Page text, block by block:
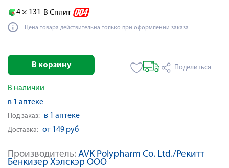
Производитель: AVK Polypharm Co. Ltd./Рекитт
Бенкизер Хэлскэр ООО
4 × 131 В Сплит
Цена товара действительна только при оформлении заказа
В корзину Поделиться
В наличии
в 1 аптеке
Под заказ: в 1 аптеке
Доставка: от 149 руб